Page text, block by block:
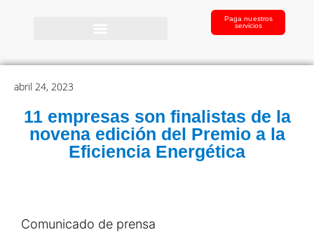
Paga nuestros
servicios
abril 24, 2023
11 empresas son finalistas de la
novena edición del Premio a la
Eficiencia Energética
Comunicado de prensa